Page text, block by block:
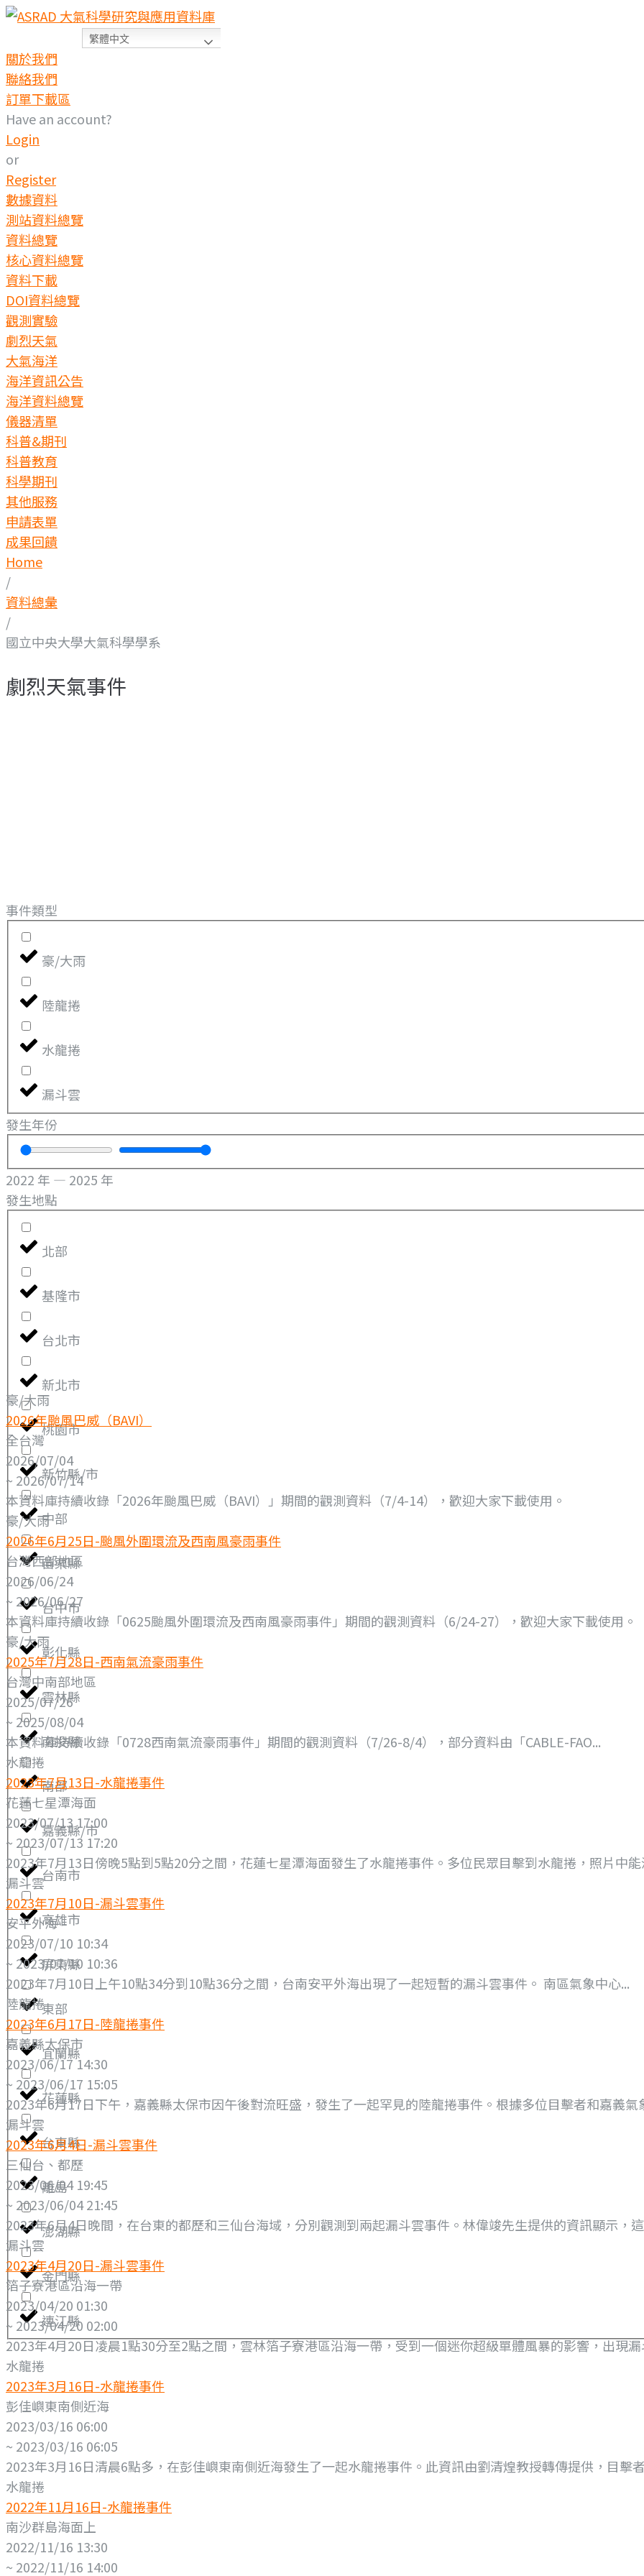
繁體中文
關於我們
聯絡我們
訂單下載區
Have an account?
Login
or
Register
數據資料
測站資料總覽
資料總覽
核心資料總覽
資料下載
DOI資料總覽
觀測實驗
劇烈天氣
大氣海洋
海洋資訊公告
海洋資料總覽
儀器清單
科普&期刊
科普教育
科學期刊
其他服務
申請表單
成果回饋
Home
/
資料總彙
/
國立中央大學大氣科學學系
劇烈天氣事件
事件類型
豪/大雨
陸龍捲
水龍捲
漏斗雲
發生年份
2022 年 — 2025 年
發生地點
北部
基隆市
台北市
新北市
桃園市
新竹縣/市
中部
苗栗縣
台中市
彰化縣
雲林縣
南投縣
南部
嘉義縣/市
台南市
高雄市
屏東縣
東部
宜蘭縣
花蓮縣
台東縣
離島
澎湖縣
金門縣
連江縣
豪/大雨
2026年颱風巴威（BAVI）
全台灣
2026/07/04
~ 2026/07/14
本資料庫持續收錄「2026年颱風巴威（BAVI）」期間的觀測資料（7/4-14），歡迎大家下載使用。
豪/大雨
2026年6月25日-颱風外圍環流及西南風豪雨事件
台灣西部地區
2026/06/24
~ 2026/06/27
本資料庫持續收錄「0625颱風外圍環流及西南風豪雨事件」期間的觀測資料（6/24-27），歡迎大家下載使用。
豪/大雨
2025年7月28日-西南氣流豪雨事件
台灣中南部地區
2025/07/26
~ 2025/08/04
本資料庫持續收錄「0728西南氣流豪雨事件」期間的觀測資料（7/26-8/4），部分資料由「CABLE-FAO...
水龍捲
2023年7月13日-水龍捲事件
花蓮七星潭海面
2023/07/13 17:00
~ 2023/07/13 17:20
2023年7月13日傍晚5點到5點20分之間，花蓮七星潭海面發生了水龍捲事件。多位民眾目擊到水龍捲，照片中能
漏斗雲
2023年7月10日-漏斗雲事件
安平外海
2023/07/10 10:34
~ 2023/07/10 10:36
2023年7月10日上午10點34分到10點36分之間，台南安平外海出現了一起短暫的漏斗雲事件。 南區氣象中心...
陸龍捲
2023年6月17日-陸龍捲事件
嘉義縣太保市
2023/06/17 14:30
~ 2023/06/17 15:05
2023年6月17日下午，嘉義縣太保市因午後對流旺盛，發生了一起罕見的陸龍捲事件。根據多位目擊者和嘉義氣
漏斗雲
2023年6月4日-漏斗雲事件
三仙台、都歷
2023/06/04 19:45
~ 2023/06/04 21:45
2023年6月4日晚間，在台東的都歷和三仙台海域，分別觀測到兩起漏斗雲事件。林偉竣先生提供的資訊顯示，
漏斗雲
2023年4月20日-漏斗雲事件
箔子寮港區沿海一帶
2023/04/20 01:30
~ 2023/04/20 02:00
2023年4月20日凌晨1點30分至2點之間，雲林箔子寮港區沿海一帶，受到一個迷你超級單體風暴的影響，出現漏
水龍捲
2023年3月16日-水龍捲事件
彭佳嶼東南側近海
2023/03/16 06:00
~ 2023/03/16 06:05
2023年3月16日清晨6點多，在彭佳嶼東南側近海發生了一起水龍捲事件。此資訊由劉清煌教授轉傳提供，目擊
水龍捲
2022年11月16日-水龍捲事件
南沙群島海面上
2022/11/16 13:30
~ 2022/11/16 14:00